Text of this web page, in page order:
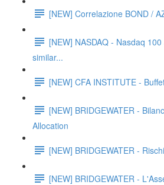
[NEW] Correlazione BOND /
[NEW] NASDAQ - Nasdaq
similar...
[NEW] CFA INSTITUTE -
[NEW] BRIDGEWATER -
Allocation
[NEW] BRIDGEWATER -
[NEW] BRIDGEWATER -